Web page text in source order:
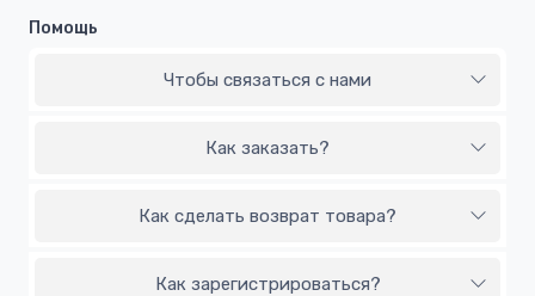
Помощь
Чтобы связаться с нами
Как заказать?
Как сделать возврат товара?
Как зарегистрироваться?